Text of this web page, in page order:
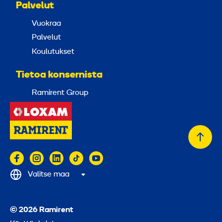
Palvelut
Vuokraa
Palvelut
Koulutukset
Tietoa konsernista
Ramirent Group
© 2026 Ramirent
Valitse maa